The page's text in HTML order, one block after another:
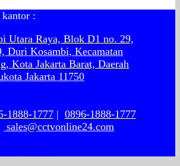
:
Utara Raya, Blok D1 no. 29,
Duri Kosambi, Kecamatan
Kota Jakarta Barat, Daerah
Jakarta 11750
1888-1777| 0896-1888-1777
sales@cctvonline24.com